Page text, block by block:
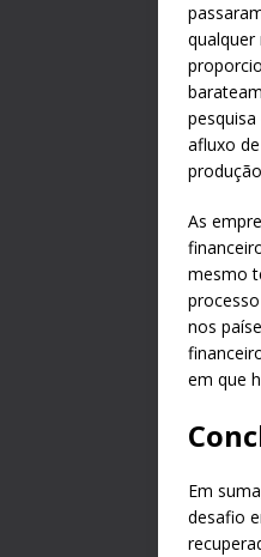
afluxo
As
mesmo
nos
em que
Em
desafio